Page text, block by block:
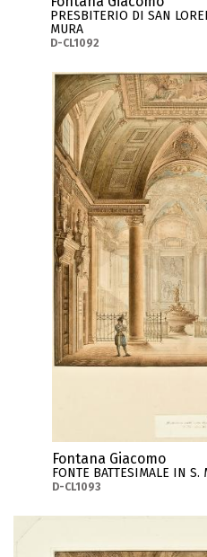
PRESBITERIO DI SAN
MURA
D-CL1092
Fontana Giacomo
FONTE BATTESIMALE IN S.
D-CL1093